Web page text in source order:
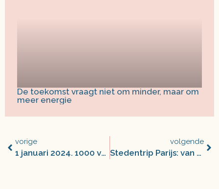
De toekomst vraagt niet om minder, maar om
meer energie
vorige
1 januari 2024. 1000 vrolijke berichten over vooruitgang
volgende
Stedentrip Parijs: van Napoleon tot Juliette Gréco